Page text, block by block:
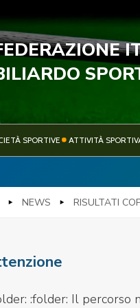
SPORTIVE ATTIVITÀ
NEWS RISULTATI
:folder: Il percorso